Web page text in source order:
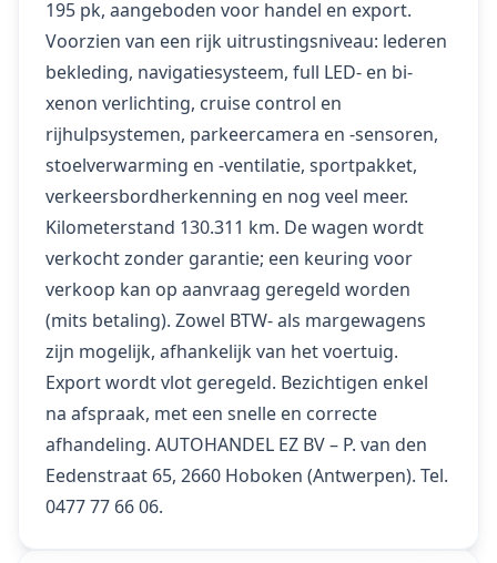
195 pk, aangeboden voor handel en export.
Voorzien van een rijk uitrustingsniveau: lederen
bekleding, navigatiesysteem, full LED- en bi-
xenon verlichting, cruise control en
rijhulpsystemen, parkeercamera en -sensoren,
stoelverwarming en -ventilatie, sportpakket,
verkeersbordherkenning en nog veel meer.
Kilometerstand 130.311 km. De wagen wordt
verkocht zonder garantie; een keuring voor
verkoop kan op aanvraag geregeld worden
(mits betaling). Zowel BTW- als margewagens
zijn mogelijk, afhankelijk van het voertuig.
Export wordt vlot geregeld. Bezichtigen enkel
na afspraak, met een snelle en correcte
afhandeling. AUTOHANDEL EZ BV – P. van den
Eedenstraat 65, 2660 Hoboken (Antwerpen). Tel.
0477 77 66 06.